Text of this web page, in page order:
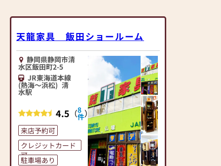
天龍家具 飯田ショールーム
静岡県静岡市清
水区飯田町2-5
JR東海道本線
(熱海～浜松) 清
水駅
4.5 （8
件）
来店予約可
クレジットカード
可
駐車場あり